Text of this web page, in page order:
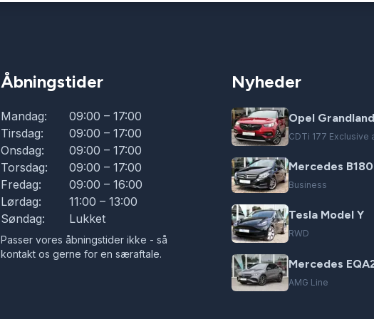
Åbningstider
Mandag:
09:00 – 17:00
Tirsdag:
09:00 – 17:00
Onsdag:
09:00 – 17:00
Torsdag:
09:00 – 17:00
Fredag:
09:00 – 16:00
Lørdag:
11:00 – 13:00
Søndag:
Lukket
Passer vores åbningstider ikke - så
kontakt os gerne for en særaftale.
Nyheder
Opel
CDTi 177 Exclusive
Mercedes
Business
Tesla Model Y
RWD
Mercedes
AMG Line